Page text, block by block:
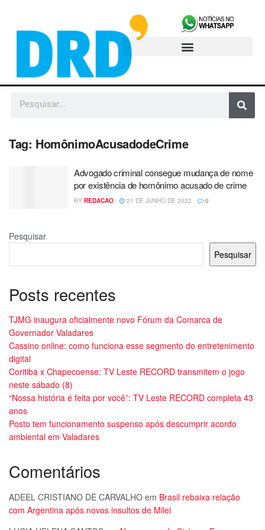
Tag: HomônimoAcusadodeCrime
Advogado criminal consegue mudança de nome
por existência de homônimo acusado de crime
BY REDACAO 21 DE JUNHO DE 2022 0
Pesquisar
Pesquisar
Posts recentes
TJMG inaugura oficialmente novo Fórum da Comarca de
Governador Valadares
Cassino online: como funciona esse segmento do entretenimento
digital
Coritiba x Chapecoense: TV Leste RECORD transmitem o jogo
neste sábado (8)
“Nossa história é feita por você”: TV Leste RECORD completa 43
anos
Posto tem funcionamento suspenso após descumprir acordo
ambiental em Valadares
Comentários
ADEEL CRISTIANO DE CARVALHO em Brasil rebaixa relação
com Argentina após novos insultos de Milei